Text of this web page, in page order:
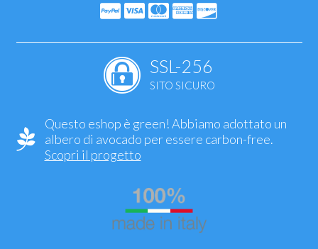
SSL-256
SITO SICURO
Questo eshop è green! Abbiamo adottato un
albero di avocado per essere carbon-free.
Scopri il progetto